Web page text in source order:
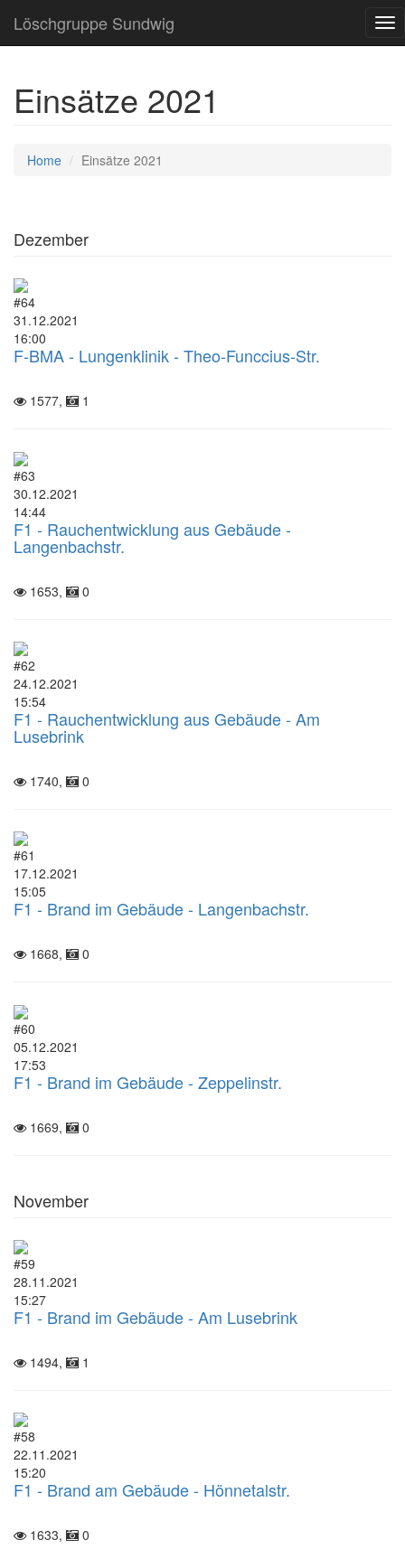
Löschgruppe Sundwig
Einsätze 2021
Home Einsätze 2021
Dezember
#64
31.12.2021
16:00
F-BMA - Lungenklinik - Theo-Funccius-Str.
1577, 1
#63
30.12.2021
14:44
F1 - Rauchentwicklung aus Gebäude -
Langenbachstr.
1653, 0
#62
24.12.2021
15:54
F1 - Rauchentwicklung aus Gebäude - Am
Lusebrink
1740, 0
#61
17.12.2021
15:05
F1 - Brand im Gebäude - Langenbachstr.
1668, 0
#60
05.12.2021
17:53
F1 - Brand im Gebäude - Zeppelinstr.
1669, 0
November
#59
28.11.2021
15:27
F1 - Brand im Gebäude - Am Lusebrink
1494, 1
#58
22.11.2021
15:20
F1 - Brand am Gebäude - Hönnetalstr.
1633, 0